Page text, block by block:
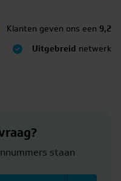
Klanten geven ons een 9,2
Uitgebreid netwerk
staan